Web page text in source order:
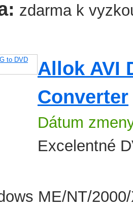
zdarma k
Allok AVI
Converter
Dátum
Excelentné
ME/NT/